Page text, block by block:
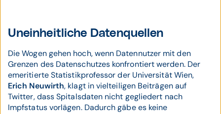
Uneinheitliche Datenquellen
Die Wogen gehen hoch, wenn Datennutzer mit den
Grenzen des Datenschutzes konfrontiert werden. Der
emeritierte Statistikprofessor der Universität Wien,
Erich Neuwirth, klagt in vielteiligen Beiträgen auf
Twitter, dass Spitalsdaten nicht gegliedert nach
Impfstatus vorlägen. Dadurch gäbe es keine